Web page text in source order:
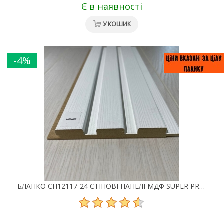
Є в наявності
У КОШИК
БЛАНКО СП12117-24 СТІНОВІ ПАНЕЛІ МДФ SUPER PROFIL
-4%